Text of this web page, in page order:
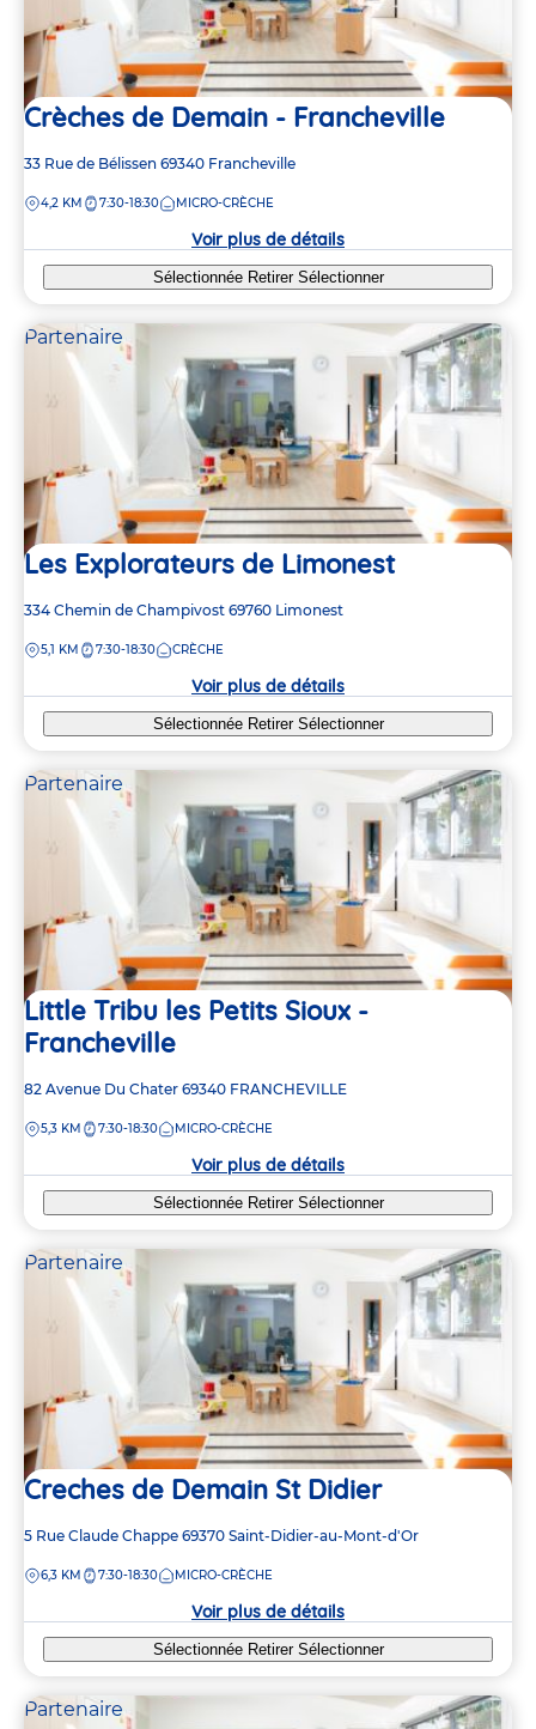
Crèches de Demain - Francheville
Adresse
la
33 Rue de Bélissen 69340 Francheville
DISTANCE
4,2 KM 7:30-18:30 MICRO-CRÈCHE
Voir plus de détails
Sélectionnée Retirer Sélectionner
Partenaire
Les Explorateurs de Limonest
Adresse
la
334 Chemin de Champivost 69760 Limonest
DISTANCE
5,1 KM 7:30-18:30 CRÈCHE
Voir plus de détails
Sélectionnée Retirer Sélectionner
Partenaire
Little Tribu les Petits Sioux -
Francheville
Adresse
la
82 Avenue Du Chater 69340 FRANCHEVILLE
DISTANCE
5,3 KM 7:30-18:30 MICRO-CRÈCHE
Voir plus de détails
Sélectionnée Retirer Sélectionner
Partenaire
Creches de Demain St Didier
Adresse
la
5 Rue Claude Chappe 69370 Saint-Didier-au-Mont-d'Or
DISTANCE
6,3 KM 7:30-18:30 MICRO-CRÈCHE
Voir plus de détails
Sélectionnée Retirer Sélectionner
Partenaire